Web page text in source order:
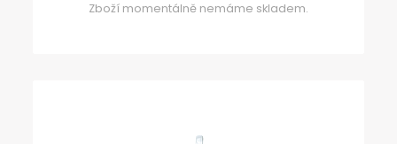
Zboží momentálně nemáme skladem.